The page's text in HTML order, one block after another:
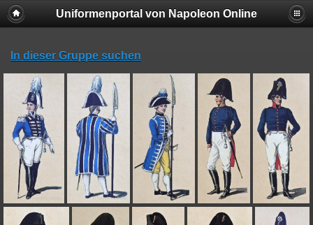
Uniformenportal von Napoleon Online
In dieser Gruppe suchen